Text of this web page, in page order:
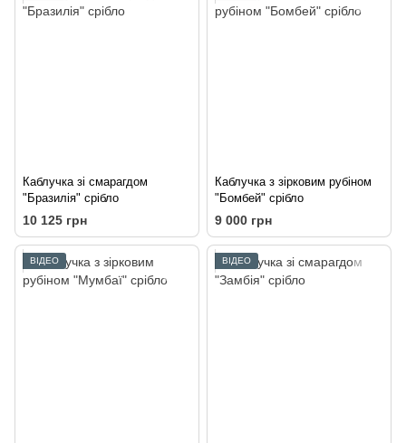
Каблучка зі смарагдом
"Бразилія" срібло
10 125 грн
Каблучка з зірковим рубіном
"Бомбей" срібло
9 000 грн
ВІДЕО ВІДЕО